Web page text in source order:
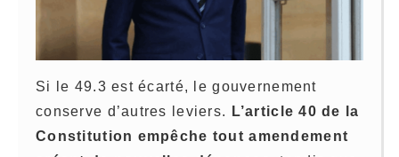
Si le 49.3 est écarté, le gouvernement
conserve d’autres leviers.
L’article 40 de la
Constitution empêche tout amendement